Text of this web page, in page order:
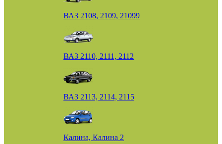
ВАЗ 2108, 2109, 21099
ВАЗ 2110, 2111, 2112
ВАЗ 2113, 2114, 2115
Калина, Калина 2